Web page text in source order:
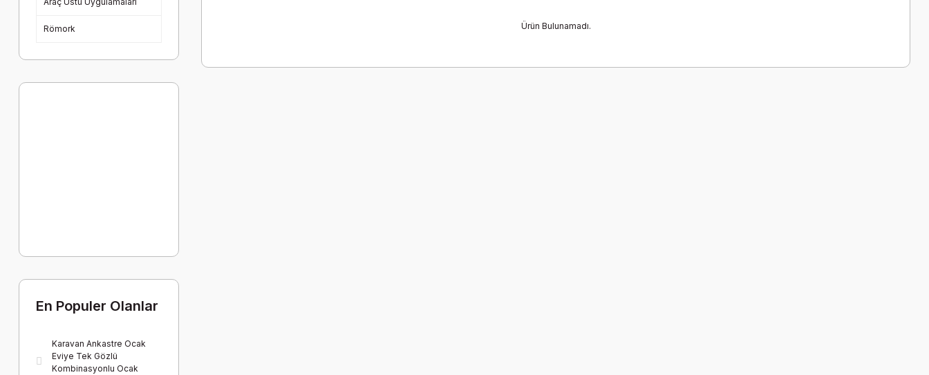
Römork
En Populer Olanlar
Karavan Ankastre Ocak
Eviye Tek Gözlü
Kombinasyonlu Ocak
Ürün Bulunamadı.